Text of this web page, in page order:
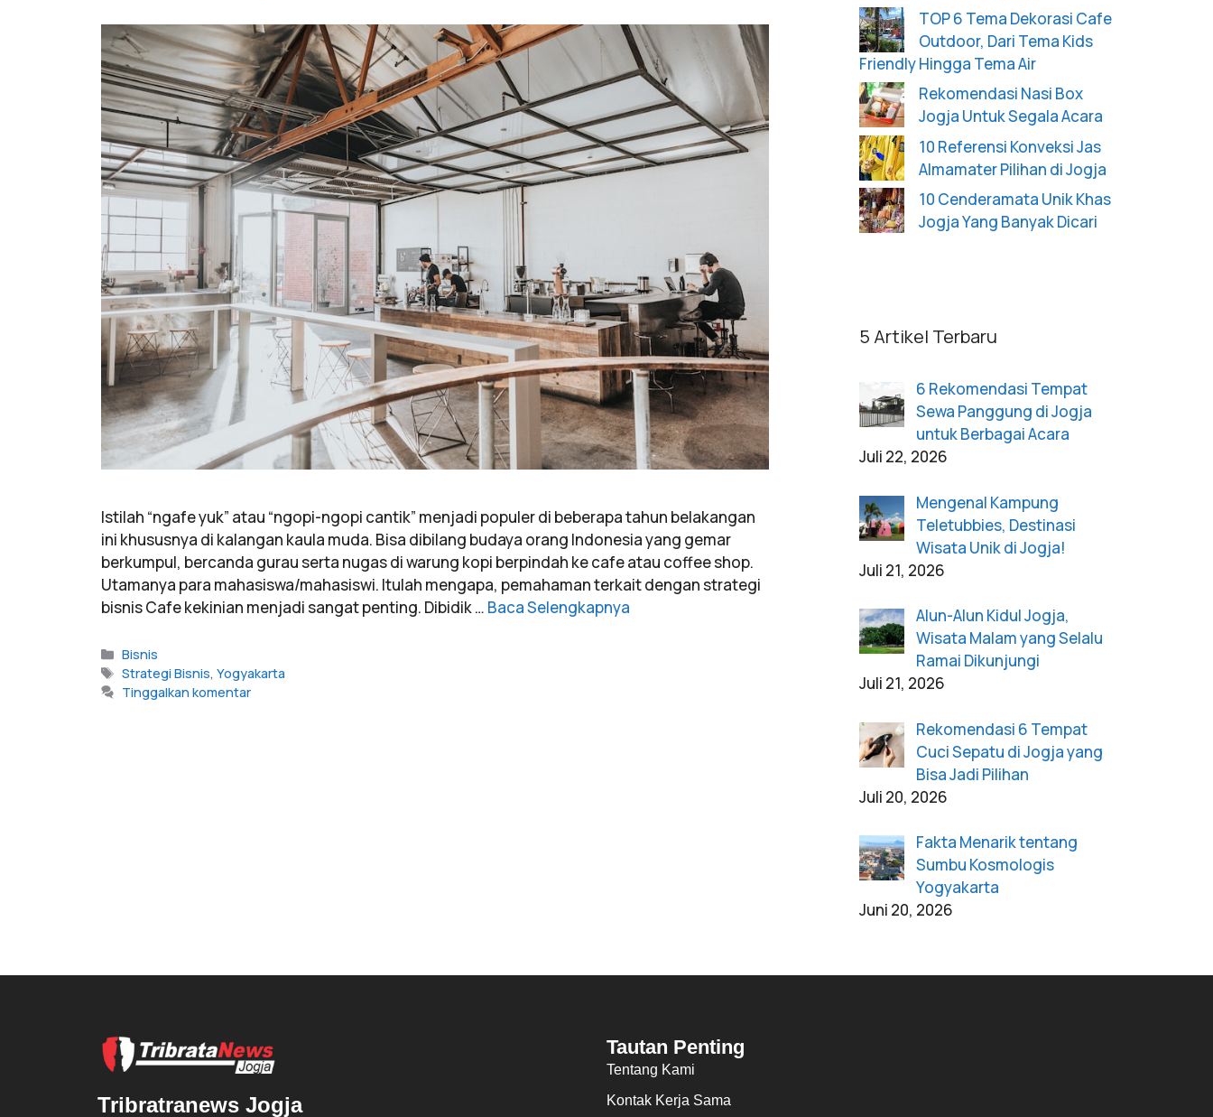
Istilah “ngafe yuk” atau “ngopi-ngopi cantik” menjadi populer di beberapa tahun belakangan
ini khususnya di kalangan kaula muda. Bisa dibilang budaya orang Indonesia yang gemar
berkumpul, bercanda gurau serta nugas di warung kopi berpindah ke cafe atau coffee shop.
Utamanya para mahasiswa/mahasiswi. Itulah mengapa, pemahaman terkait dengan strategi
bisnis Cafe kekinian menjadi sangat penting. Dibidik … Baca Selengkapnya
Bisnis
Strategi Bisnis,Yogyakarta
Tinggalkan komentar
TOP 6 Tema Dekorasi Cafe
Outdoor, Dari Tema Kids
Friendly Hingga Tema Air
Rekomendasi Nasi Box
Jogja Untuk Segala Acara
10 Referensi Konveksi Jas
Almamater Pilihan di Jogja
10 Cenderamata Unik Khas
Jogja Yang Banyak Dicari
5 Artikel Terbaru
6 Rekomendasi Tempat
Sewa Panggung di Jogja
untuk Berbagai Acara
Juli 22, 2026
Mengenal Kampung
Teletubbies, Destinasi
Wisata Unik di Jogja!
Juli 21, 2026
Alun-Alun Kidul Jogja,
Wisata Malam yang Selalu
Ramai Dikunjungi
Juli 21, 2026
Rekomendasi 6 Tempat
Cuci Sepatu di Jogja yang
Bisa Jadi Pilihan
Juli 20, 2026
Fakta Menarik tentang
Sumbu Kosmologis
Yogyakarta
Juni 20, 2026
Tribratranews Jogja
Tautan Penting
Tentang Kami
Kontak Kerja Sama